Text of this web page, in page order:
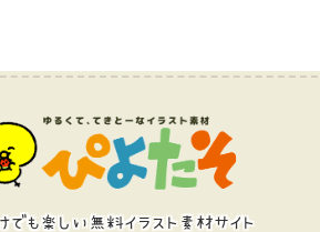
でも楽しい無料イラスト素材サイト